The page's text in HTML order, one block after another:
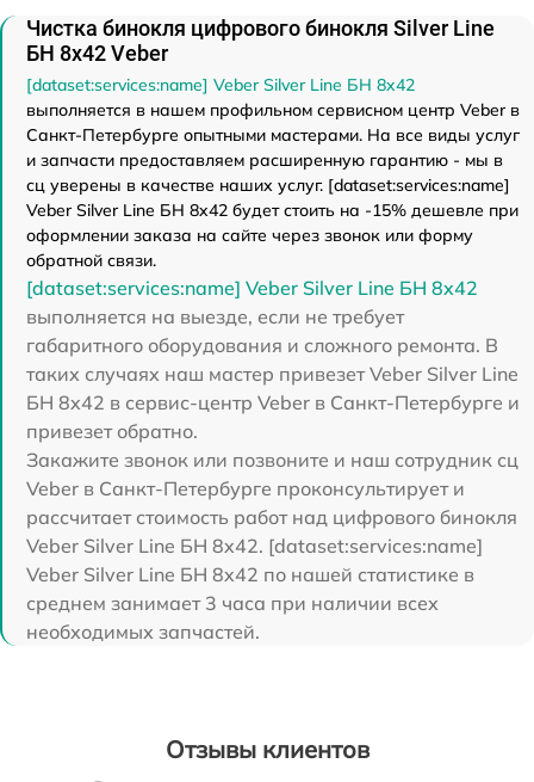
Чистка бинокля цифрового бинокля Silver Line
БН 8x42 Veber
[dataset:services:name] Veber Silver Line БН 8x42
выполняется в нашем профильном сервисном центр Veber в
Санкт-Петербурге опытными мастерами. На все виды услуг
и запчасти предоставляем расширенную гарантию - мы в
сц уверены в качестве наших услуг. [dataset:services:name]
Veber Silver Line БН 8x42 будет стоить на -15% дешевле при
оформлении заказа на сайте через звонок или форму
обратной связи.
[dataset:services:name] Veber Silver Line БН 8x42
выполняется на выезде, если не требует
габаритного оборудования и сложного ремонта. В
таких случаях наш мастер привезет Veber Silver Line
БН 8x42 в сервис-центр Veber в Санкт-Петербурге и
привезет обратно.
Закажите звонок или позвоните и наш сотрудник сц
Veber в Санкт-Петербурге проконсультирует и
рассчитает стоимость работ над цифрового бинокля
Veber Silver Line БН 8x42. [dataset:services:name]
Veber Silver Line БН 8x42 по нашей статистике в
среднем занимает 3 часа при наличии всех
необходимых запчастей.
Отзывы клиентов